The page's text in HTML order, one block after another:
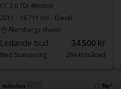
CC 2.0 TDI 4Motion
2011
16 711 mil
Diesel
Åkersberga (Runö)
Ledande bud 34 500 kr
Med finansiering 294 kr/månad
måndag Ny!